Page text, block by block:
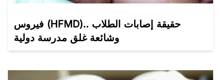
فيروس (HFMD).. حقيقة إصابات الطلاب
وشائعة غلق مدرسة دولية